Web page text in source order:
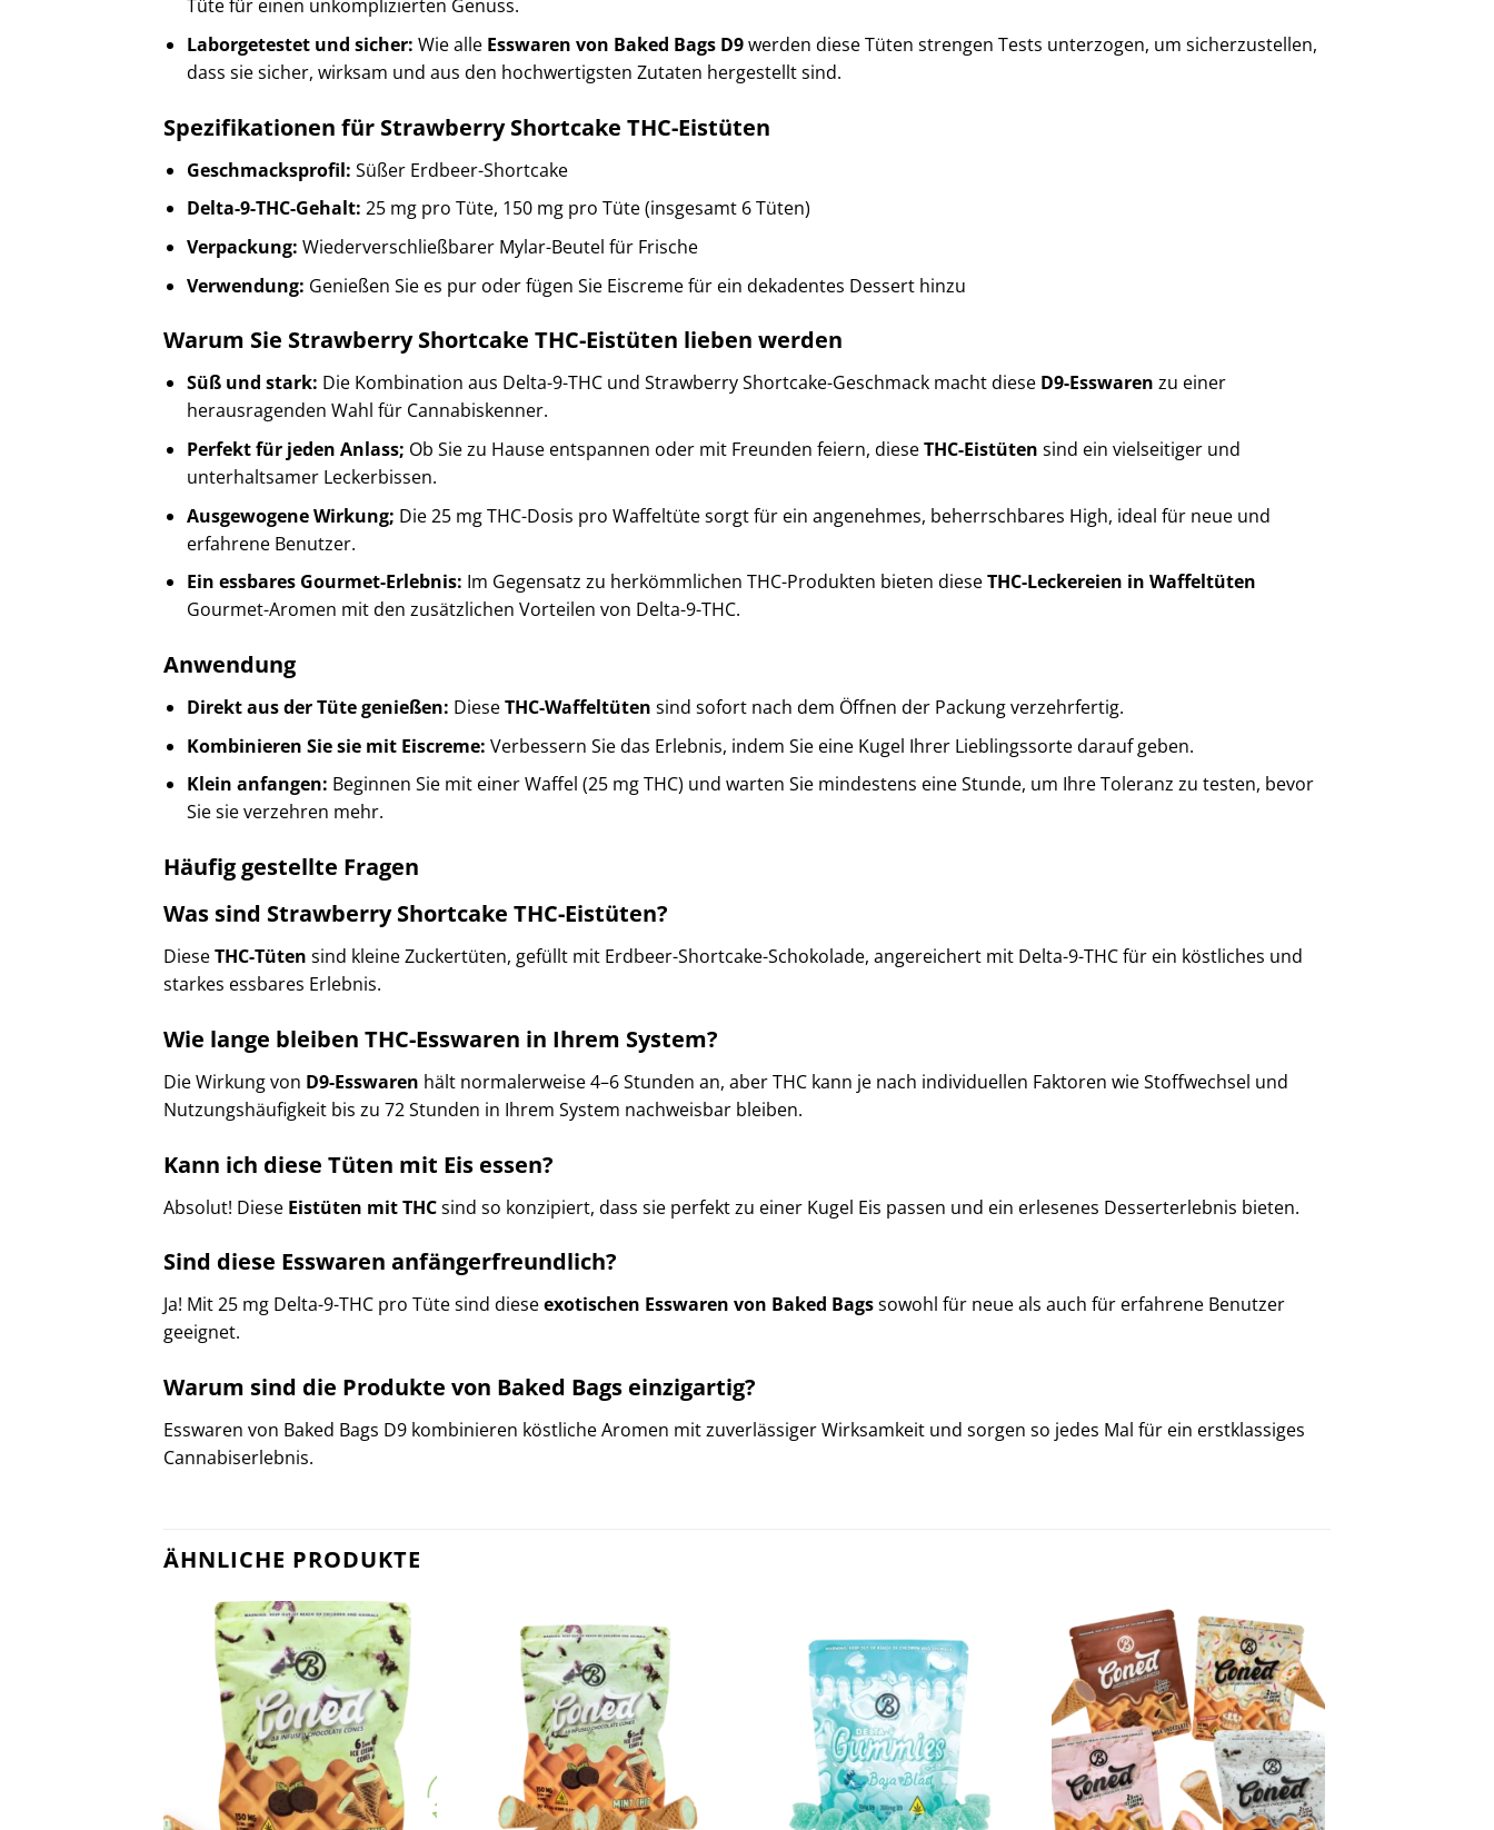
Tüte für einen unkomplizierten Genuss.
Laborgetestet und sicher: Wie alle Esswaren von Baked Bags D9werden diese Tüten strengen Tests unterzogen, um sicherzustellen,
dass sie sicher, wirksam und aus den hochwertigsten Zutaten hergestellt sind.
Spezifikationen für Strawberry Shortcake THC-Eistüten
Geschmacksprofil: Süßer Erdbeer-Shortcake
Delta-9-THC-Gehalt: 25 mg pro Tüte, 150 mg pro Tüte (insgesamt 6 Tüten)
Verpackung: Wiederverschließbarer Mylar-Beutel für Frische
Verwendung: Genießen Sie es pur oder fügen Sie Eiscreme für ein dekadentes Dessert hinzu
Warum Sie Strawberry Shortcake THC-Eistüten lieben werden
Süß und stark: Die Kombination aus Delta-9-THC und Strawberry Shortcake-Geschmack macht diese D9-Esswaren zu einer
herausragenden Wahl für Cannabiskenner.
Perfekt für jeden Anlass; Ob Sie zu Hause entspannen oder mit Freunden feiern, dieseTHC-Eistüten sind ein vielseitiger und
unterhaltsamer Leckerbissen.
Ausgewogene Wirkung; Die 25 mg THC-Dosis pro Waffeltüte sorgt für ein angenehmes, beherrschbares High, ideal für neue und
erfahrene Benutzer.
Ein essbares Gourmet-Erlebnis: Im Gegensatz zu herkömmlichen THC-Produkten bieten dieseTHC-Leckereien in Waffeltüten
Gourmet-Aromen mit den zusätzlichen Vorteilen von Delta-9-THC.
Anwendung
Direkt aus der Tüte genießen: DieseTHC-Waffeltüten sind sofort nach dem Öffnen der Packung verzehrfertig.
Kombinieren Sie sie mit Eiscreme: Verbessern Sie das Erlebnis, indem Sie eine Kugel Ihrer Lieblingssorte darauf geben.
Klein anfangen: Beginnen Sie mit einer Waffel (25 mg THC) und warten Sie mindestens eine Stunde, um Ihre Toleranz zu testen, bevor
Sie sie verzehren mehr.
Häufig gestellte Fragen
Was sind Strawberry Shortcake THC-Eistüten?
DieseTHC-Tüten sind kleine Zuckertüten, gefüllt mit Erdbeer-Shortcake-Schokolade, angereichert mit Delta-9-THC für ein köstliches und
starkes essbares Erlebnis.
Wie lange bleiben THC-Esswaren in Ihrem System?
Die Wirkung von D9-Esswaren hält normalerweise 4–6 Stunden an, aber THC kann je nach individuellen Faktoren wie Stoffwechsel und
Nutzungshäufigkeit bis zu 72 Stunden in Ihrem System nachweisbar bleiben.
Kann ich diese Tüten mit Eis essen?
Absolut! Diese Eistüten mit THCsind so konzipiert, dass sie perfekt zu einer Kugel Eis passen und ein erlesenes Desserterlebnis bieten.
Sind diese Esswaren anfängerfreundlich?
Ja! Mit 25 mg Delta-9-THC pro Tüte sind dieseexotischen Esswaren von Baked Bagssowohl für neue als auch für erfahrene Benutzer
geeignet.
Warum sind die Produkte von Baked Bags einzigartig?
Esswaren von Baked Bags D9 kombinieren köstliche Aromen mit zuverlässiger Wirksamkeit und sorgen so jedes Mal für ein erstklassiges
Cannabiserlebnis.
ÄHNLICHE PRODUKTE